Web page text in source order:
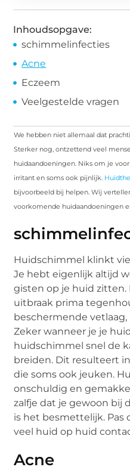
Inhoudsopgave:
schimmelinfecties
Acne
Eczeem
Veelgestelde vragen
We hebben niet allemaal dat
Sterker nog, ontzettend veel
huidaandoeningen. Niks om je
irritant en soms ook pijnlijk.
bijvoorbeeld bij helpen. Wij
voorkomende huidaandoeningen
Huidschimmel klinkt
Je hebt eigenlijk altijd
gisten op je huid zitten.
uitbraak prima
beschermende
Zeker wanneer je je
huidschimmel snel de
breiden. Dit resulteert
die soms ook jeuken.
onschuldig en
zalfje dat je gewoon bij
is het besmettelijk. Pas
veel huid op huid
Acne